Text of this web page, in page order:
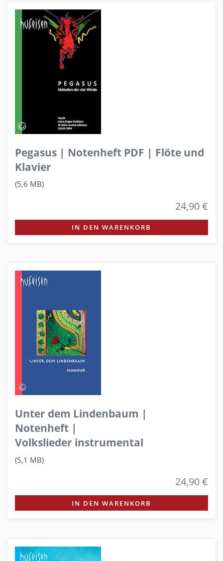
Pegasus | Notenheft PDF | Flöte und
Klavier
(5,6 MB)
24,90 €
IN DEN WARENKORB
Unter dem Lindenbaum |
Notenheft |
Volkslieder instrumental
(5,1 MB)
24,90 €
IN DEN WARENKORB